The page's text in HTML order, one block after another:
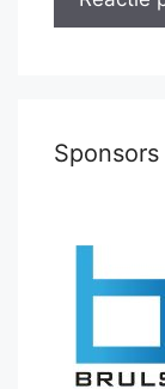
Sponsors